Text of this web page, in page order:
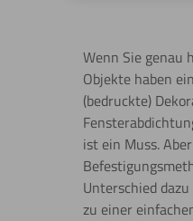
Wenn Sie genau
Objekte haben
(bedruckte)
ist ein Muss.
Unterschied
zu einer